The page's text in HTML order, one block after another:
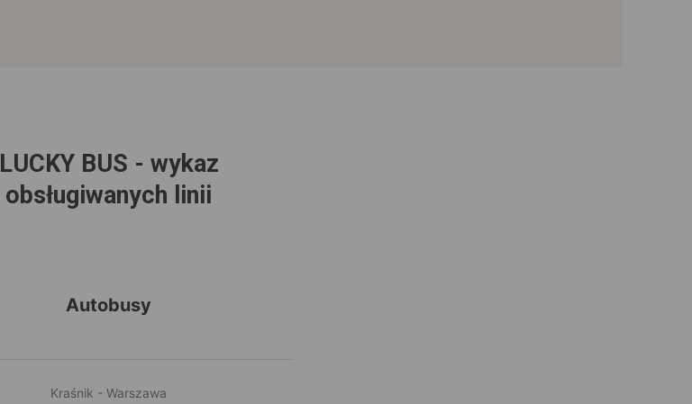
LUCKY BUS - wykaz
obsługiwanych linii
Autobusy
Kraśnik - Warszawa